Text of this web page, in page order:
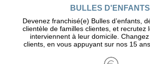
BULLES D'ENFANTS
Devenez franchisé(e) Bulles d’enfants,
clientèle de familles clientes, et recrutez
interviennent à leur domicile.
clients, en vous appuyant sur nos 15